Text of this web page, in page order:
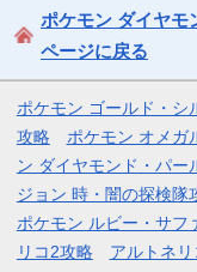
ポケモン ダイヤモ
ページに戻る
ポケモン ゴールド・シ
攻略
ポケモン オメガ
ン ダイヤモンド・パー
ジョン 時・闇の探検隊
ポケモン ルビー・サフ
リコ2攻略
アルトネ